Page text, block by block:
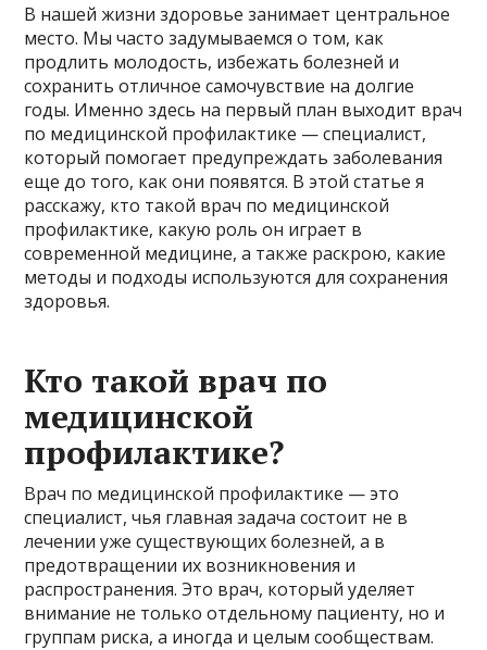
В нашей жизни здоровье занимает центральное
место. Мы часто задумываемся о том, как
продлить молодость, избежать болезней и
сохранить отличное самочувствие на долгие
годы. Именно здесь на первый план выходит врач
по медицинской профилактике — специалист,
который помогает предупреждать заболевания
еще до того, как они появятся. В этой статье я
расскажу, кто такой врач по медицинской
профилактике, какую роль он играет в
современной медицине, а также раскрою, какие
методы и подходы используются для сохранения
здоровья.
Кто такой врач по
медицинской
профилактике?
Врач по медицинской профилактике — это
специалист, чья главная задача состоит не в
лечении уже существующих болезней, а в
предотвращении их возникновения и
распространения. Это врач, который уделяет
внимание не только отдельному пациенту, но и
группам риска, а иногда и целым сообществам.